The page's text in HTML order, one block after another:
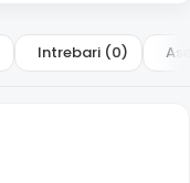
Intrebari (0)